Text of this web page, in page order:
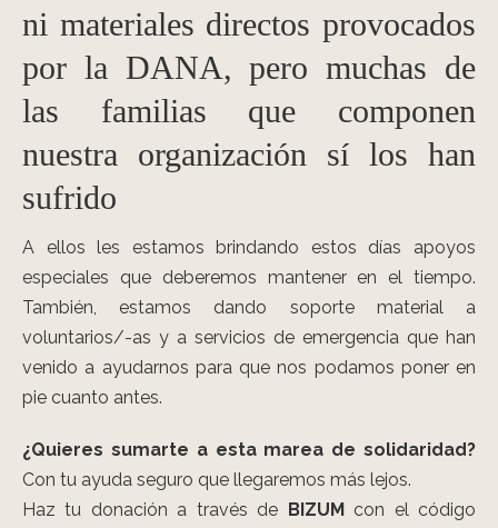
ni materiales directos provocados
por la DANA, pero muchas de
las familias que componen
nuestra organización sí los han
sufrido
A ellos les estamos brindando estos días apoyos
especiales que deberemos mantener en el tiempo.
También, estamos dando soporte material a
voluntarios/-as y a servicios de emergencia que han
venido a ayudarnos para que nos podamos poner en
pie cuanto antes.
¿Quieres sumarte a esta marea de solidaridad?
Con tu ayuda seguro que llegaremos más lejos.
Haz tu donación a través de BIZUMcon el código